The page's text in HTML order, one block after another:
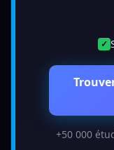
✓
+50 000